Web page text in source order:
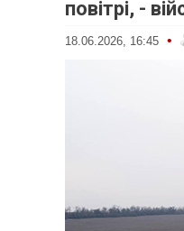
повітрі, -
18.06.2026, 16:45 •